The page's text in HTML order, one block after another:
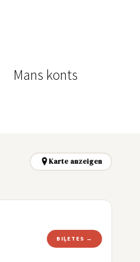
Mans konts
Karte anzeigen
BIĻETES →